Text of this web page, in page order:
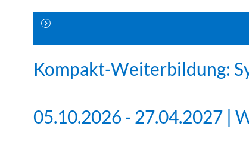
Kompakt-Weiterbildung:
05.10.2026 - 27.04.2027 |